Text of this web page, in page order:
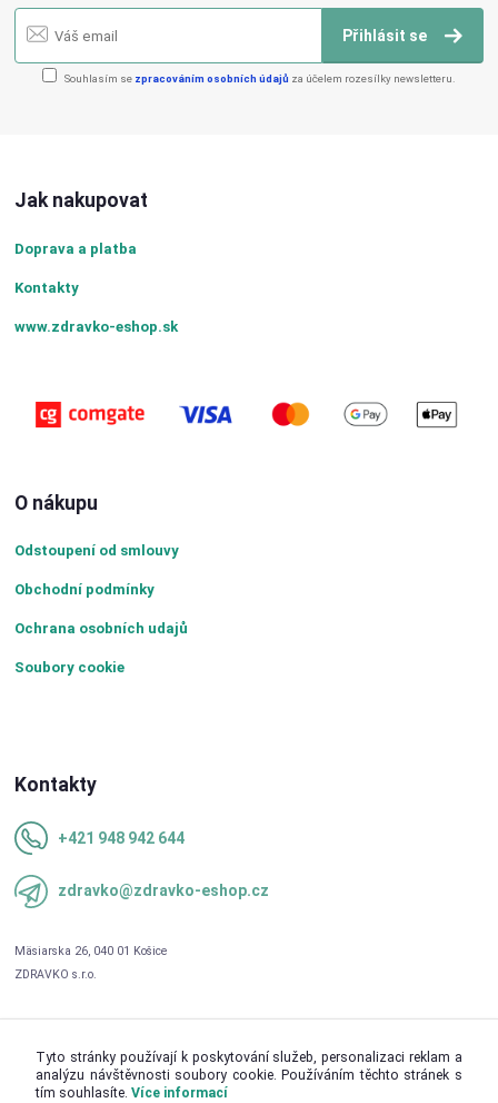
Přihlásit se
Souhlasím se zpracováním osobních údajů za účelem rozesílky newsletteru.
Jak nakupovat
Doprava a platba
Kontakty
www.zdravko-eshop.sk
O nákupu
Odstoupení od smlouvy
Obchodní podmínky
Ochrana osobních udajů
Soubory cookie
Kontakty
+421 948 942 644
zdravko@zdravko-eshop.cz
Tyto stránky používají k poskytování služeb, personalizaci reklam a
analýzu návštěvnosti soubory cookie. Používáním těchto stránek s
tím souhlasíte. Více informací